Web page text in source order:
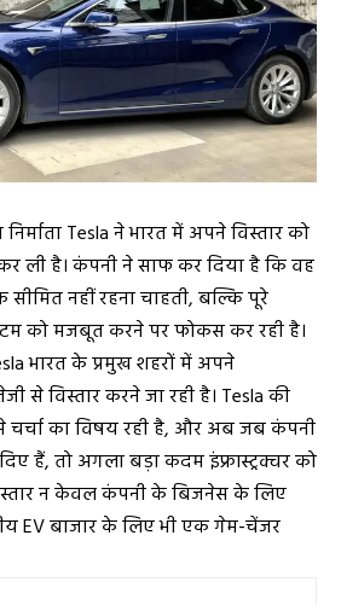
Teslaने भारत में अपने विस्तार को
ली है। कंपनी ने साफ कर दिया है कि वह
नहीं रहना चाहती, बल्कि पूरे
को मजबूत करने पर फोकस कर रही है।
भारत के प्रमुख शहरों में अपने
से विस्तार करने जा रही है। Tesla की
चर्चा का विषय रही है, और अब जब कंपनी
हैं, तो अगला बड़ा कदम इंफ्रास्ट्रक्चर को
न केवल कंपनी के बिजनेस के लिए
EV बाजार के लिए भी एक गेम-चेंजर